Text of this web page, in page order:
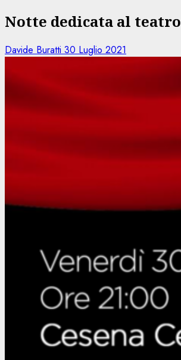
Notte dedicata al teatro
Davide Buratti 30 Luglio 2021